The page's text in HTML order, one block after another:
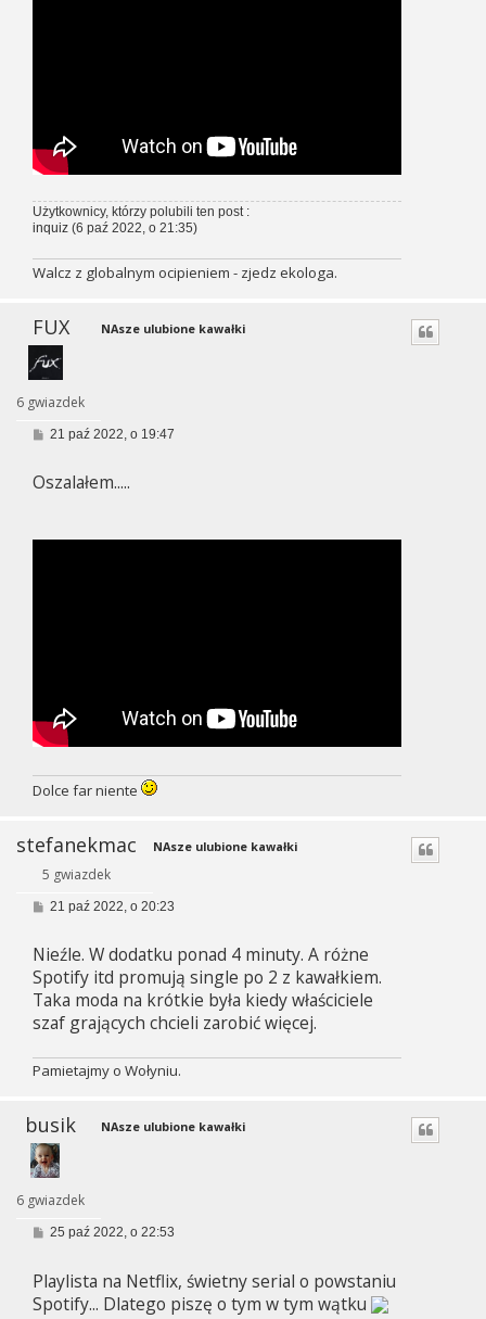
Użytkownicy, którzy polubili ten post :
inquiz (6 paź 2022, o 21:35)
Walcz z globalnym ocipieniem - zjedz ekologa.
FUX
6 gwiazdek
NAsze ulubione kawałki
P
t
21 paź 2022, o 19:47
Oszalałem.....
Dolce far niente
stefanekmac
5 gwiazdek
NAsze ulubione kawałki
P
t
21 paź 2022, o 20:23
Nieźle. W dodatku ponad 4 minuty. A różne
Spotify itd promują single po 2 z kawałkiem.
Taka moda na krótkie była kiedy właściciele
szaf grających chcieli zarobić więcej.
Pamietajmy o Wołyniu.
busik
6 gwiazdek
NAsze ulubione kawałki
P
t
25 paź 2022, o 22:53
Playlista na Netflix, świetny serial o powstaniu
Spotify... Dlatego piszę o tym w tym wątku